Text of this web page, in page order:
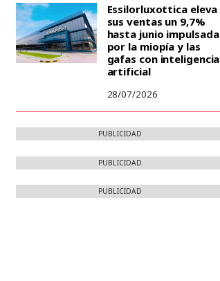
Essilorluxottica eleva
sus ventas un 9,7%
hasta junio impulsada
por la miopía y las
gafas con inteligencia
artificial
28/07/2026
PUBLICIDAD
PUBLICIDAD
PUBLICIDAD